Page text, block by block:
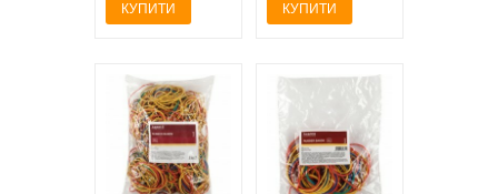
КУПИТИ КУПИТИ